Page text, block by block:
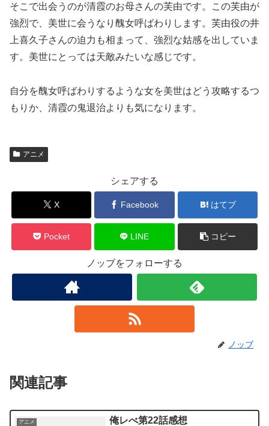
そこで出会うのが清霞のお母さんの芙由です。この芙由が
強烈で、美世に会うなり醜女呼ばわりします。芙由役の井
上喜久子さんの迫力も相まって、強烈な姑感を出していま
す。美世にとっては天敵みたいな感じです。
自分を醜女呼ばわりするような女を美世はどう攻略するつ
もりか、清霞の鬼退治よりも気になります。
アニメ
シェアする
X Facebook はてブ
Pocket LINE コピー
ノッブをフォローする
ノッブ
関連記事
アニメ 俺レべ第22話感想